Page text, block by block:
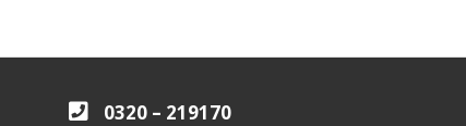
0320 – 219170